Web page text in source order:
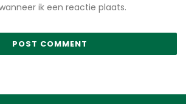
ik een reactie plaats.